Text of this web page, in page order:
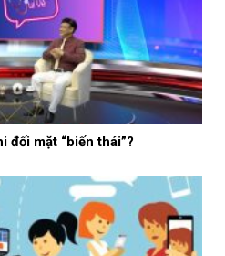
đối mặt “biến thái”?